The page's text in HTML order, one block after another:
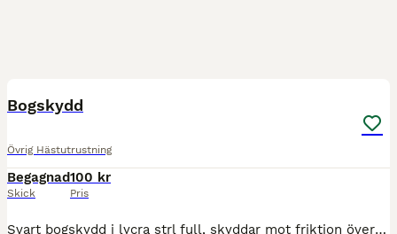
Bogskydd
Övrig Hästutrustning
Begagnad
Skick
100 kr
Pris
Svart bogskydd i lycra strl full, skyddar mot friktion över bogarna, fästs med spänne som går under magen. Använt men fint skick.